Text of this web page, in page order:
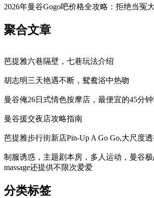
2026年曼谷Gogo吧价格全攻略：拒绝当冤
聚合文章
芭提雅六巷隔壁，七巷玩法介绍
胡志明三天艳遇不断，鸳鸯浴中热吻
曼谷俺26日式情色按摩店，最便宜的45分
曼谷援交夜店攻略指南
芭提雅步行街新店Pin-Up A Go Go,大尺度
制服诱惑，主题剧本房，多人运动，曼谷极
massage还提供不限次爱爱
分类标签